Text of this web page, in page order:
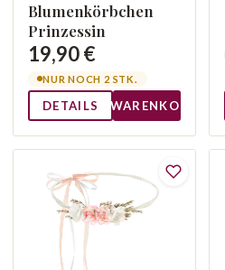
Blumenkörbchen
Prinzessin
19,90 €
NUR NOCH 2 STK.
DETAILS WARENKORB